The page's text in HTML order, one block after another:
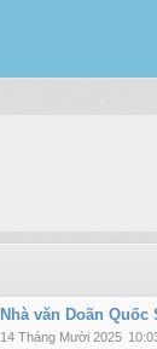
Nhà văn Doãn Quốc
14 Tháng Mười 2025